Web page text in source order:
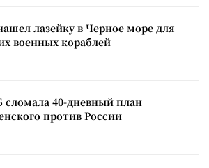
лазейку в Черное море для
военных кораблей
сломала 40-дневный план
против России